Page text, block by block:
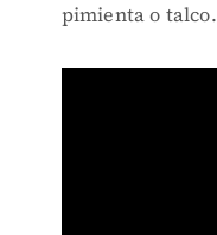
pimienta o talco.